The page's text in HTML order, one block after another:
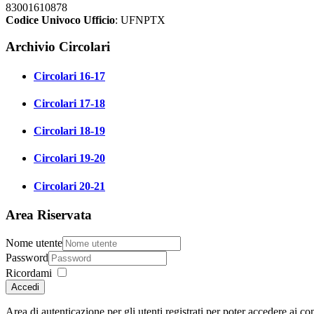
83001610878
Codice Univoco Ufficio: UFNPTX
Archivio Circolari
Circolari 16-17
Circolari 17-18
Circolari 18-19
Circolari 19-20
Circolari 20-21
Area Riservata
Nome utente
Password
Ricordami
Accedi
Area di autenticazione per gli utenti registrati per poter accedere ai